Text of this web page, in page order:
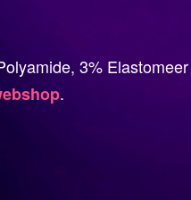
3% Elastomeer
.